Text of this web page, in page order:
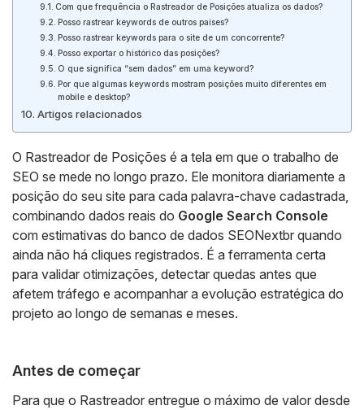
Com que frequência o Rastreador de Posições atualiza os dados?
Posso rastrear keywords de outros países?
Posso rastrear keywords para o site de um concorrente?
Posso exportar o histórico das posições?
O que significa “sem dados” em uma keyword?
Por que algumas keywords mostram posições muito diferentes em
mobile e desktop?
Artigos relacionados
O Rastreador de Posições é a tela em que o trabalho de
SEO se mede no longo prazo. Ele monitora diariamente a
posição do seu site para cada palavra-chave cadastrada,
combinando dados reais do Google Search Console
com estimativas do banco de dados SEONextbr quando
ainda não há cliques registrados. É a ferramenta certa
para validar otimizações, detectar quedas antes que
afetem tráfego e acompanhar a evolução estratégica do
projeto ao longo de semanas e meses.
Antes de começar
Para que o Rastreador entregue o máximo de valor desde